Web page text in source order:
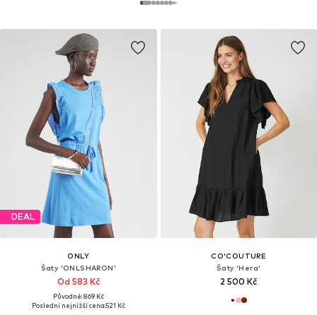
DEAL
ONLY
Šaty 'ONLSHARON'
Od 583 Kč
Původně: 869 Kč
Poslední nejnižší cena:521 Kč
CO'COUTURE
Šaty 'Hera'
2 500 Kč